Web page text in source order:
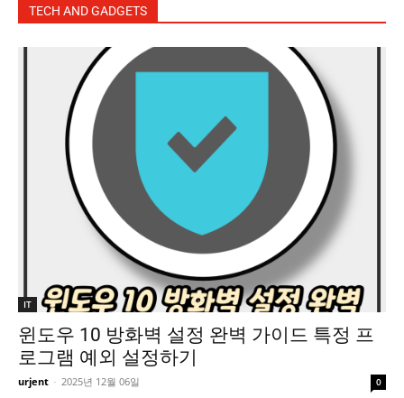
TECH AND GADGETS
IT
윈도우 10 방화벽 설정 완벽 가이드 특정 프
로그램 예외 설정하기
urjent - 2025년 12월 06일 0